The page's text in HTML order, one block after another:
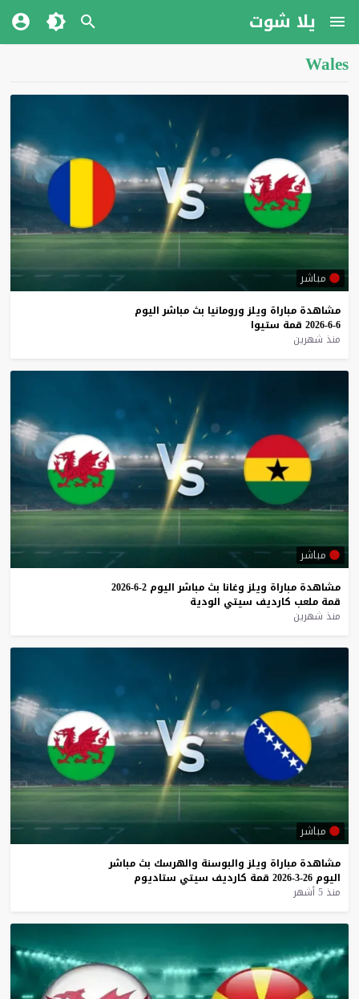
يلا شوت
Wales
مباشر
مشاهدة مباراة ويلز ورومانيا بث مباشر اليوم
6-6-2026
قمة ستيوا
منذ شهرين
مباشر
مشاهدة مباراة ويلز وغانا بث مباشر اليوم 2-6-2026
قمة ملعب كارديف سيتي الودية
منذ شهرين
مباشر
مشاهدة مباراة ويلز والبوسنة والهرسك بث مباشر
اليوم 26-3-2026 قمة كارديف سيتي ستاديوم
منذ 5 أشهر